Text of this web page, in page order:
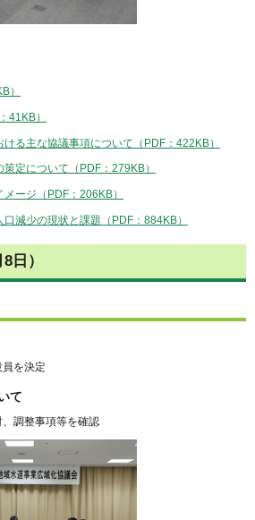
）
41KB）
る主な協議事項について（PDF：422KB）
定について（PDF：279KB）
ージ（PDF：206KB）
減少の現状と課題（PDF：884KB）
日）
を決定
て
調整事項等を確認